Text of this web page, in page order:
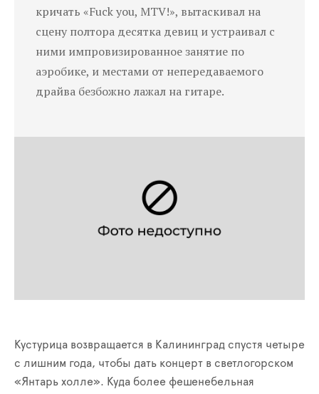
кричать «Fuck you, MTV!», вытаскивал на
сцену полтора десятка девиц и устраивал с
ними импровизированное занятие по
аэробике, и местами от непередаваемого
драйва безбожно лажал на гитаре.
Кустурица возвращается в Калининград спустя четыре
с лишним года, чтобы дать концерт в светлогорском
«Янтарь холле». Куда более фешенебельная